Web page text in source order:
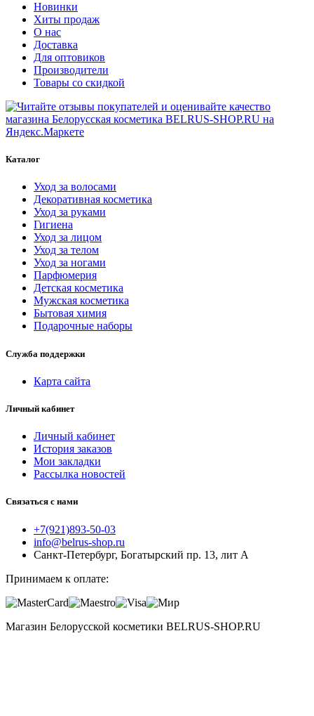
Новинки
Хиты продаж
О нас
Доставка
Для оптовиков
Производители
Товары со скидкой
Каталог
Уход за волосами
Декоративная косметика
Уход за руками
Гигиена
Уход за лицом
Уход за телом
Уход за ногами
Парфюмерия
Детская косметика
Мужская косметика
Бытовая химия
Подарочные наборы
Служба поддержки
Карта сайта
Личный кабинет
Личный кабинет
История заказов
Мои закладки
Рассылка новостей
Связаться с нами
+7(921)893-50-03
info@belrus-shop.ru
Санкт-Петербург, Богатырский пр. 13, лит А
Принимаем к оплате:
Магазин Белорусской косметики BELRUS-SHOP.RU